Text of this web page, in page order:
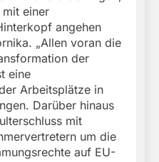
einer
angehen
„Allen voran die
der
eine
Arbeitsplätze in
Darüber hinaus
mit
um die
auf EU-